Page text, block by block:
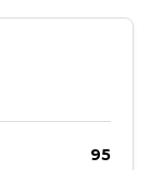
95